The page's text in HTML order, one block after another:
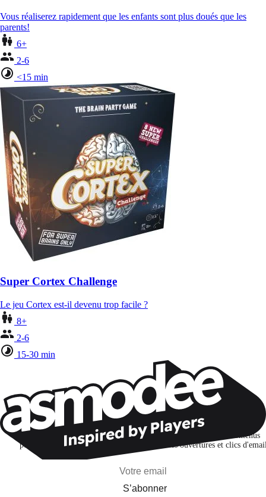
Vous réaliserez rapidement que les enfants sont plus doués que les
parents!
6+
2-6
<15 min
Super Cortex Challenge
Le jeu Cortex est-il devenu trop facile ?
8+
2-6
15-30 min
Restons connectés !
Je m'abonne pour découvrir des jeux, des nouveautés et des contenus
personnalisés selon mes centres d'intérêt et mes ouvertures et clics
S’abonner